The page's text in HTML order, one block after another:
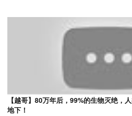
【越哥】80万年后，99%的生物灭绝，
地下！